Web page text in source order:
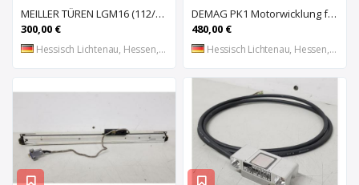
MEILLER TÜREN LGM16 (112/2000 S) (112/2000 E) Lichtgitter, Sicherheits-Lichtvorhang, Lichtschran
300,00 €
Hessisch Lichtenau, Hessen, DE
DEMAG PK1 Motorwicklung für Kettenzug DEMAG PK1, Spule, Moto
480,00 €
Hessisch Lichtenau, Hessen, DE